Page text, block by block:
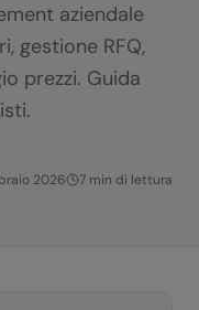
aziendale
gestione RFQ,
prezzi. Guida
2026 7 min di lettura